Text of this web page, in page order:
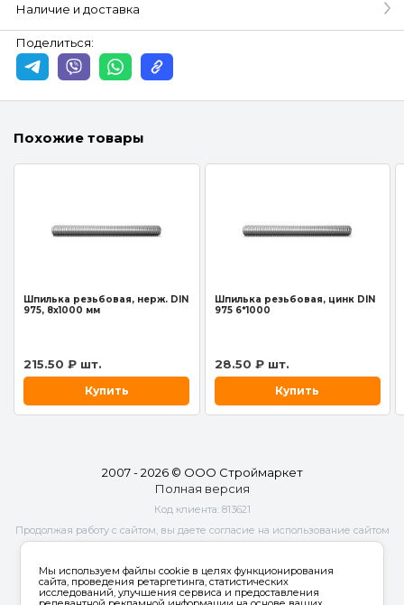
Наличие и доставка
Поделиться:
Похожие товары
Шпилька резьбовая, нерж. DIN
975, 8х1000 мм
215.50 ₽ шт.
Купить
Шпилька резьбовая, цинк DIN
975 6*1000
28.50 ₽ шт.
Купить
2007 - 2026 © ООО Строймаркет
Полная версия
Код клиента: 813621
Продолжая работу с сайтом, вы даете согласие на использование сайтом
cookies иобработку персональных данныхв целях функционирования
улучшения сервиса и предоставления релевантной рекламной
информации на основе ваших предпочтений и интересов.
Мы используем файлы cookie в целях функционирования
сайта, проведения ретаргетинга, статистических
исследований, улучшения сервиса и предоставления